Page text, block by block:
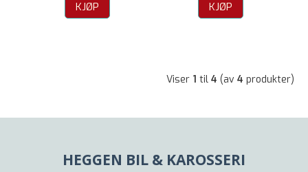
KJØP KJØP
Viser 1 til 4 (av 4 produkter)
HEGGEN BIL & KAROSSERI